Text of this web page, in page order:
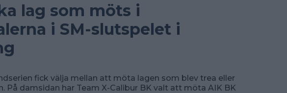
lag som möts i
i SM-slutspelet i
fick välja mellan att möta lagen som blev trea eller
På damsidan har Team X-Calibur BK valt att möta AIK BK